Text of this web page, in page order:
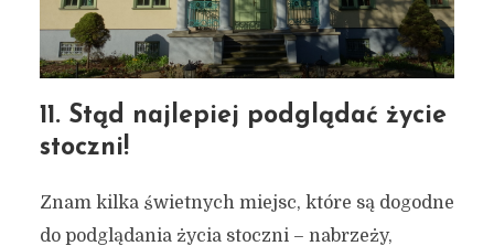
11. Stąd najlepiej podglądać życie
stoczni!
Znam kilka świetnych miejsc, które są dogodne
do podglądania życia stoczni – nabrzeży,